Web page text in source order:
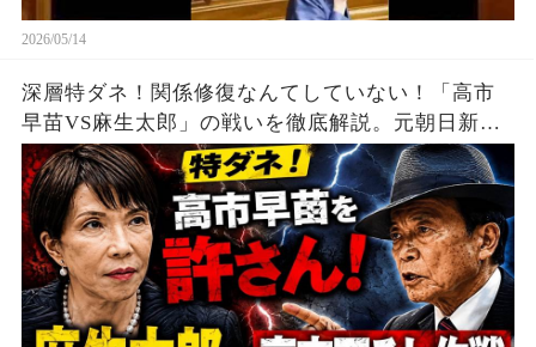
2026/05/14
深層特ダネ！関係修復なんてしていない！「高市
早苗VS麻生太郎」の戦いを徹底解説。元朝日新
聞・記者佐藤章さんと一月万冊